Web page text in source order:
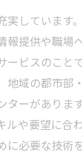
しています
報提供や職場
ービスのこと
地域の都市部
ターがありま
ルや要望に合
に必要な技術